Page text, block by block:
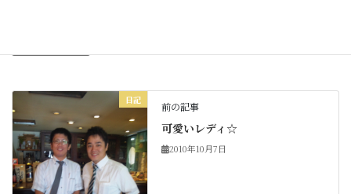
日記
前の記事
可愛いレディ☆
2010年10月7日